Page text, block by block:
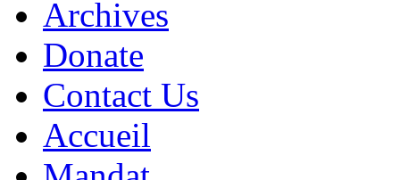
Archives
Donate
Contact Us
Accueil